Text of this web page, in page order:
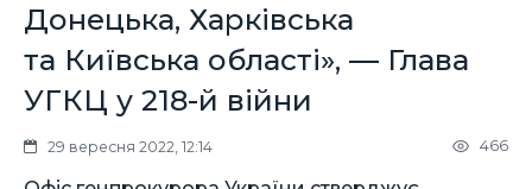
Донецька, Харківська
та Київська області», — Глава
УГКЦ у 218-й війни
29 вересня 2022, 12:14 466